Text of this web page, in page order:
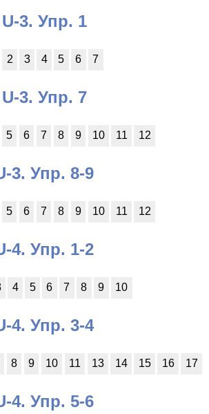
U-3. Упр. 1
2 3 4 5 6 7
U-3. Упр. 7
5 6 7 8 9 10 11 12
3. Упр. 8-9
5 6 7 8 9 10 11 12
4. Упр. 1-2
4 5 6 7 8 9 10
4. Упр. 3-4
8 9 10 11 13 14 15 16 17
4. Упр. 5-6